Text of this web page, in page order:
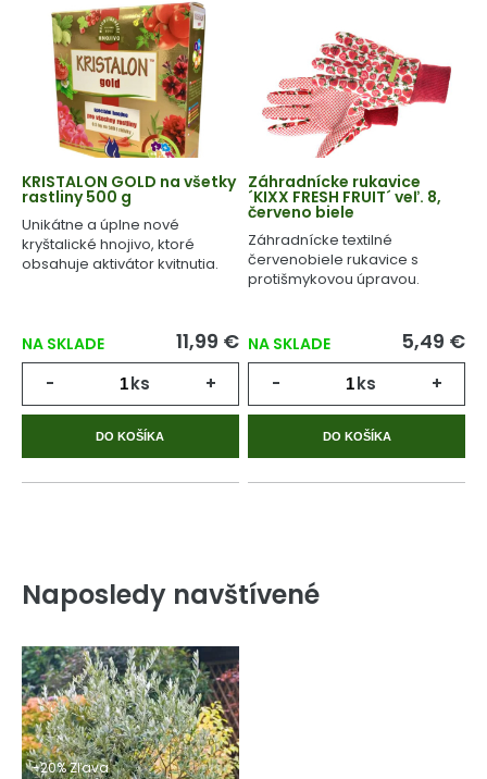
KRISTALON GOLD na všetky
rastliny 500 g
Unikátne a úplne nové
kryštalické hnojivo, ktoré
obsahuje aktivátor kvitnutia.
NA SKLADE 11,99 €
- ks +
DO KOŠÍKA
Záhradnícke rukavice
´KIXX FRESH FRUIT´ veľ. 8,
červeno biele
Záhradnícke textilné
červenobiele rukavice s
protišmykovou úpravou.
NA SKLADE 5,49 €
- ks +
DO KOŠÍKA
Naposledy navštívené
-20% Zľava